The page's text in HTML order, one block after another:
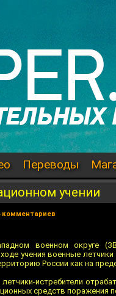
Переводы
учении
комментариев
военном округе
ходе учения военные
России как на
летчики-истребители
средств